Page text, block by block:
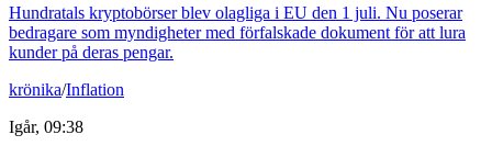
Hundratals kryptobörser blev olagliga i EU den 1 juli. Nu poserar
bedragare som myndigheter med förfalskade dokument för att lura
kunder på deras pengar.
krönika/Inflation
Igår, 09:38